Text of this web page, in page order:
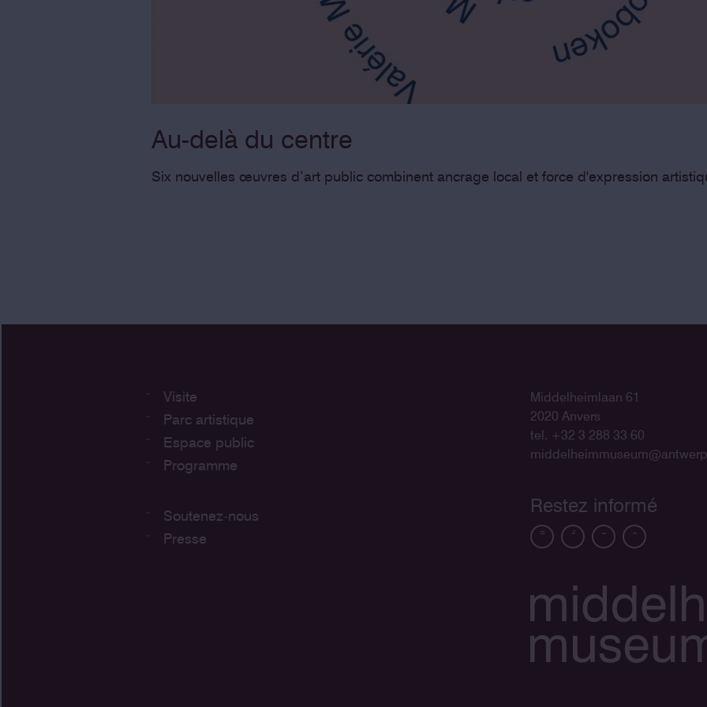
Au-delà du centre
Six nouvelles œuvres d’art public combinent ancrage local et force d'expression
Visite
Parc artistique
Espace public
Programme
Soutenez-nous
Presse
Middelheimlaan 61
2020 Anvers
tel. +32 3 288 33 60
Restez informé